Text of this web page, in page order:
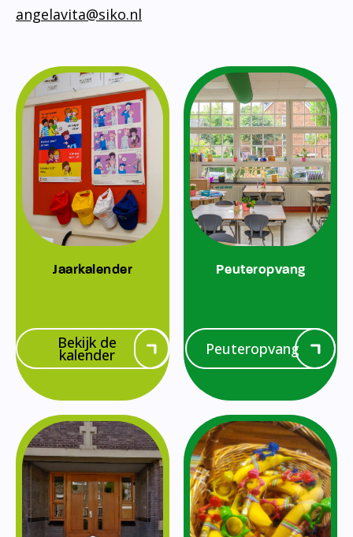
angelavita@siko.nl
Jaarkalender
Bekijk de
kalender
Peuteropvang
Peuteropvang